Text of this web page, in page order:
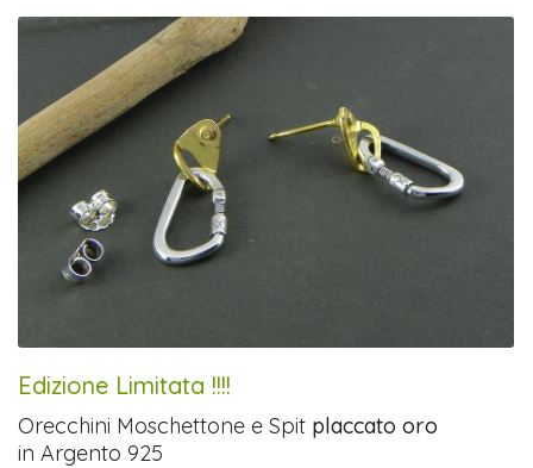
Edizione Limitata !!!!
Orecchini Moschettone e Spit placcato oro
in Argento 925